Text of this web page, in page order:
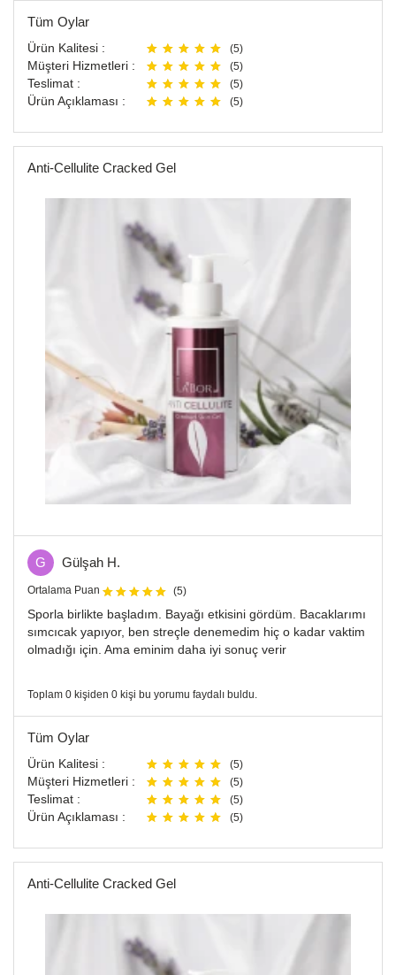
Tüm Oylar
Ürün Kalitesi : (5)
Müşteri Hizmetleri : (5)
Teslimat : (5)
Ürün Açıklaması : (5)
Anti-Cellulite Cracked Gel
G Gülşah H.
Ortalama Puan (5)
Sporla birlikte başladım. Bayağı etkisini gördüm. Bacaklarımı
sımcıcak yapıyor, ben streçle denemedim hiç o kadar vaktim
olmadığı için. Ama eminim daha iyi sonuç verir
Toplam 0 kişiden 0 kişi bu yorumu faydalı buldu.
Tüm Oylar
Ürün Kalitesi : (5)
Müşteri Hizmetleri : (5)
Teslimat : (5)
Ürün Açıklaması : (5)
Anti-Cellulite Cracked Gel